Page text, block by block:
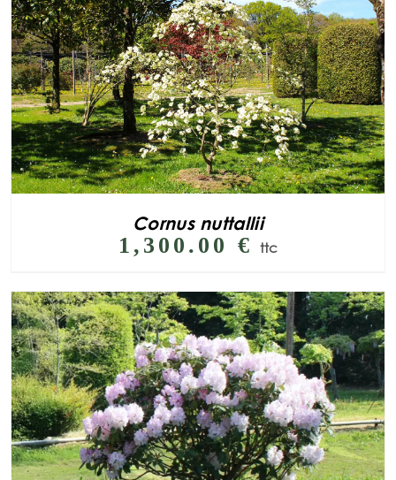
Cornus nuttallii
1,300.00 € ttc